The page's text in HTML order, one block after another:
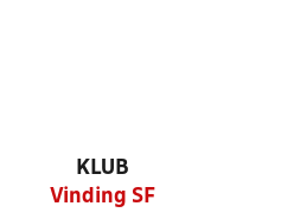
KLUB
Vinding SF